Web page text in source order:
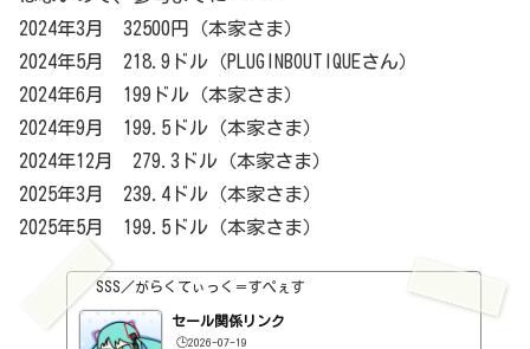
2024年3月 32500円（本家さま）
2024年5月 218.9ドル（PLUGINBOUTIQUEさん）
2024年6月 199ドル（本家さま）
2024年9月 199.5ドル（本家さま）
2024年12月 279.3ドル（本家さま）
2025年3月 239.4ドル（本家さま）
2025年5月 199.5ドル（本家さま）
SSS／がらくてぃっく＝すぺぇす
セール関係リンク
🕒️2026-07-19